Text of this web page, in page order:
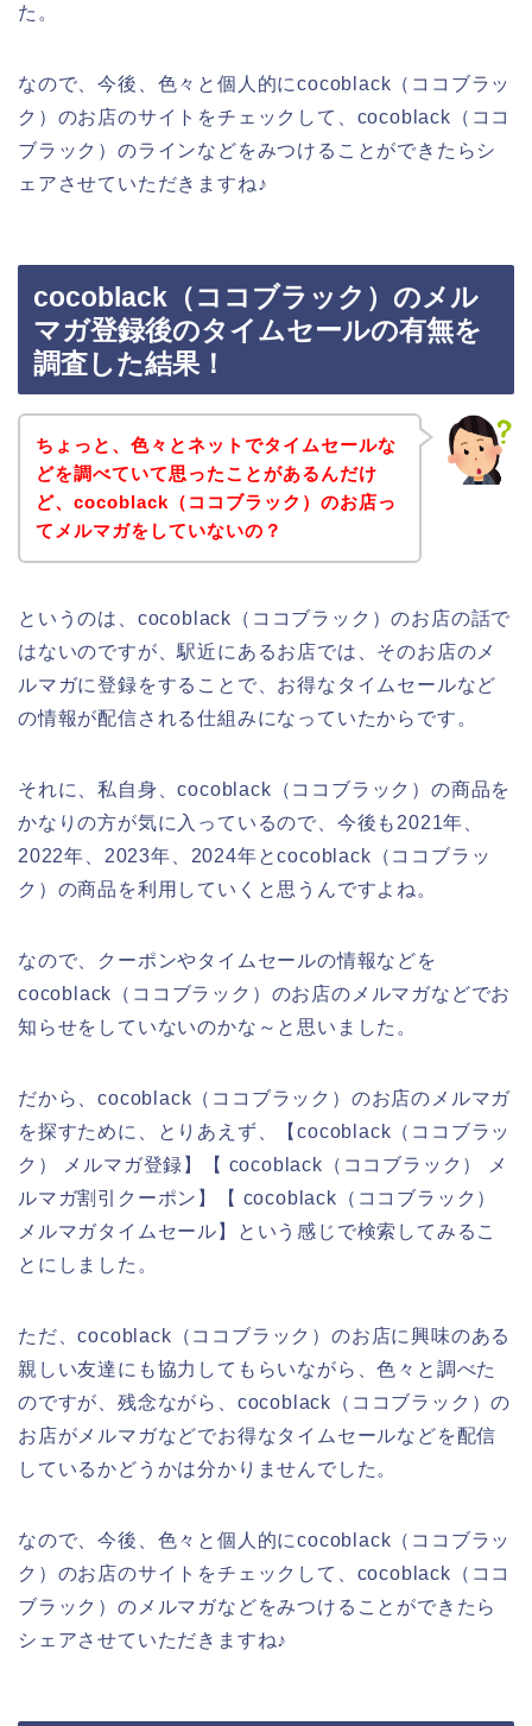
た。
なので、今後、色々と個人的にcocoblack（ココブラッ
ク）のお店のサイトをチェックして、cocoblack（ココ
ブラック）のラインなどをみつけることができたらシ
ェアさせていただきますね♪
cocoblack（ココブラック）のメル
マガ登録後のタイムセールの有無を
調査した結果！
ちょっと、色々とネットでタイムセールな
どを調べていて思ったことがあるんだけ
ど、cocoblack（ココブラック）のお店っ
てメルマガをしていないの？
というのは、cocoblack（ココブラック）のお店の話で
はないのですが、駅近にあるお店では、そのお店のメ
ルマガに登録をすることで、お得なタイムセールなど
の情報が配信される仕組みになっていたからです。
それに、私自身、cocoblack（ココブラック）の商品を
かなりの方が気に入っているので、今後も2021年、
2022年、2023年、2024年とcocoblack（ココブラッ
ク）の商品を利用していくと思うんですよね。
なので、クーポンやタイムセールの情報などを
cocoblack（ココブラック）のお店のメルマガなどでお
知らせをしていないのかな～と思いました。
だから、cocoblack（ココブラック）のお店のメルマガ
を探すために、とりあえず、【cocoblack（ココブラッ
ク） メルマガ登録】【 cocoblack（ココブラック） メ
ルマガ割引クーポン】【 cocoblack（ココブラック）
メルマガタイムセール】という感じで検索してみるこ
とにしました。
ただ、cocoblack（ココブラック）のお店に興味のある
親しい友達にも協力してもらいながら、色々と調べた
のですが、残念ながら、cocoblack（ココブラック）の
お店がメルマガなどでお得なタイムセールなどを配信
しているかどうかは分かりませんでした。
なので、今後、色々と個人的にcocoblack（ココブラッ
ク）のお店のサイトをチェックして、cocoblack（ココ
ブラック）のメルマガなどをみつけることができたら
シェアさせていただきますね♪